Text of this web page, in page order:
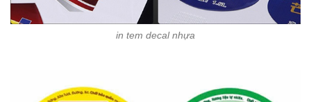
in tem decal nhựa